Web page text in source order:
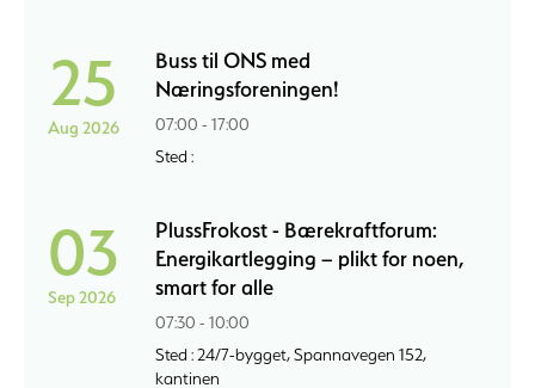
25
Aug 2026
Buss til ONS med
Næringsforeningen!
07:00 - 17:00
Sted :
03
Sep 2026
PlussFrokost - Bærekraftforum:
Energikartlegging – plikt for noen,
smart for alle
07:30 - 10:00
Sted : 24/7-bygget, Spannavegen 152,
kantinen